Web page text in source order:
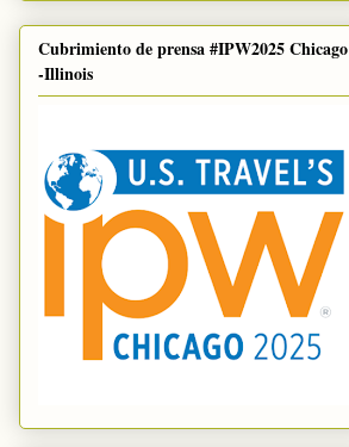
Cubrimiento de prensa #IPW2025 Chicago
-Illinois